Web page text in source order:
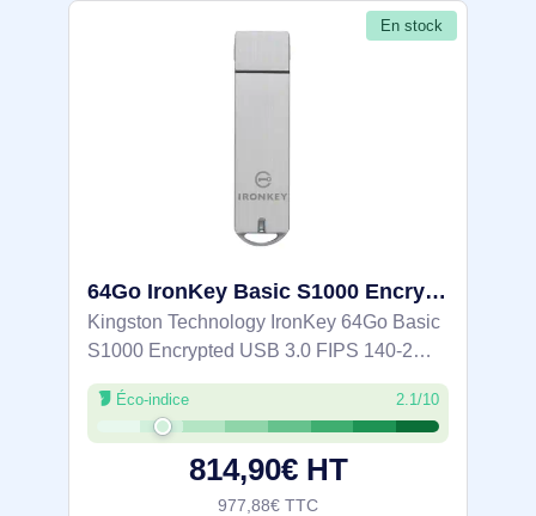
En stock
64Go IronKey Basic S1000 Encrypted USB 3.0 FIPS 140-2 Level 3 - IKS1000B/64GB
Kingston Technology IronKey 64Go Basic
S1000 Encrypted USB 3.0 FIPS 140-2
Level 3. Capacité: 64 Go, Interface de
l'appareil: USB Type-A, Version USB: 3.2
Gen 1 (3.1 Gen 1), Vitesse de lecture: 230
Éco-indice 2.1/10
814,90€ HT
977,88€ TTC